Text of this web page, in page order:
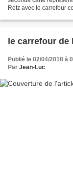
Retz avec le carrefour
le carrefour de
Publié le 02/04/2018 à
Par Jean-Luc